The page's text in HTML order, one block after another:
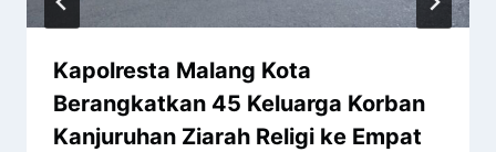
Kapolresta Malang Kota
Berangkatkan 45 Keluarga Korban
Kanjuruhan Ziarah Religi ke Empat